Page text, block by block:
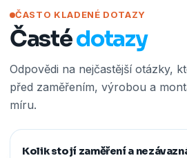
ČASTO KLADENÉ DOTAZY
Častédotazy
Odpovědi na nejčastější otázky,
před zaměřením, výrobou a
míru.
Kolik stojí zaměření a